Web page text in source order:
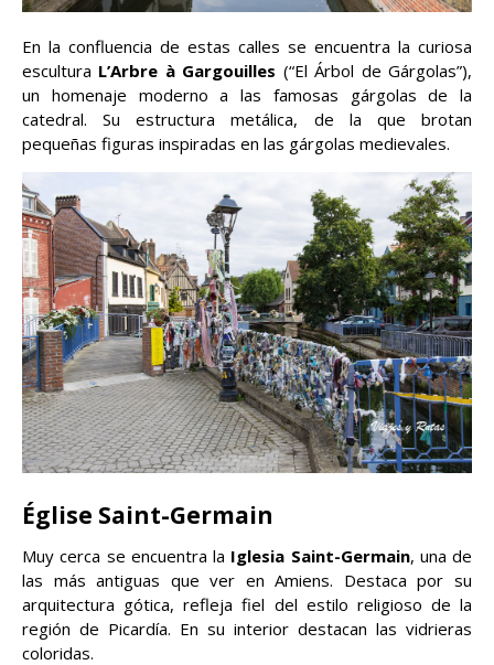
En la confluencia de estas calles se encuentra la curiosa
escultura L’Arbre à Gargouilles (“El Árbol de Gárgolas”),
un homenaje moderno a las famosas gárgolas de la
catedral. Su estructura metálica, de la que brotan
pequeñas figuras inspiradas en las gárgolas medievales.
Église Saint-Germain
Muy cerca se encuentra la Iglesia Saint-Germain, una de
las más antiguas que ver en Amiens. Destaca por su
arquitectura gótica, refleja fiel del estilo religioso de la
región de Picardía. En su interior destacan las vidrieras
coloridas.